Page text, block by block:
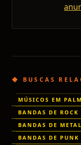
◆ BUSCAS
MÚSICOS EM
BANDAS DE ROCK
BANDAS DE
BANDAS DE PUNK